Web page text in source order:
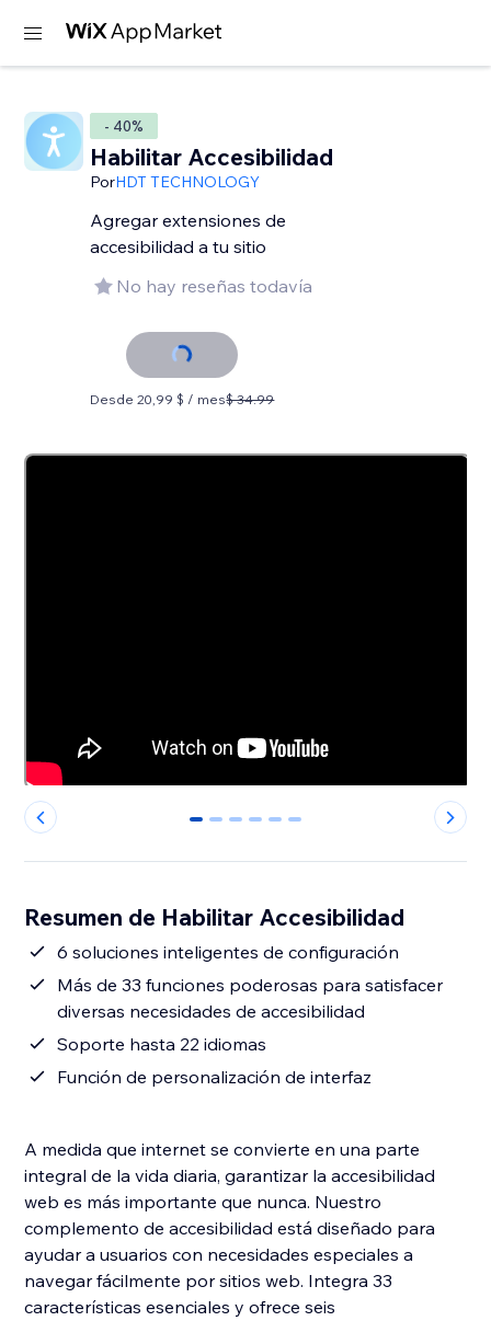
- 40%
Habilitar Accesibilidad
PorHDT TECHNOLOGY
Agregar extensiones de
accesibilidad a tu sitio
No hay reseñas todavía
Desde 20,99 $ / mes$ 34.99
0 1 2 3 4 5
Resumen de Habilitar Accesibilidad
6 soluciones inteligentes de configuración
Más de 33 funciones poderosas para satisfacer
diversas necesidades de accesibilidad
Soporte hasta 22 idiomas
Función de personalización de interfaz
A medida que internet se convierte en una parte
integral de la vida diaria, garantizar la accesibilidad
web es más importante que nunca. Nuestro
complemento de accesibilidad está diseñado para
ayudar a usuarios con necesidades especiales a
navegar fácilmente por sitios web. Integra 33
características esenciales y ofrece seis